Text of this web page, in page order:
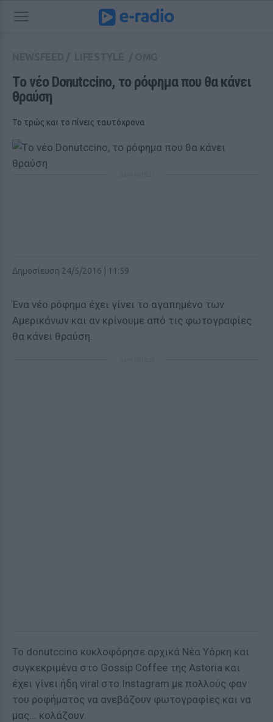
Τo νέο Donutccino, το ρόφημα που θα κάνει
θραύση
Το τρώς και το πίνεις ταυτόχρονα
Δημοσίευση 24/5/2016 | 11:59
Ένα νέο ρόφημα έχει γίνει το αγαπημένο των
Αμερικάνων και αν κρίνουμε από τις φωτογραφίες
θα κάνει θραύση.
Το donutccino κυκλοφόρησε αρχικά Νέα Υόρκη και
συγκεκριμένα στο Gossip Coffee της Astoria και
έχει γίνει ήδη viral στο Instagram με πολλούς φαν
του ροφήματος να ανεβάζουν φωτογραφίες και να
μας... κολάζουν.